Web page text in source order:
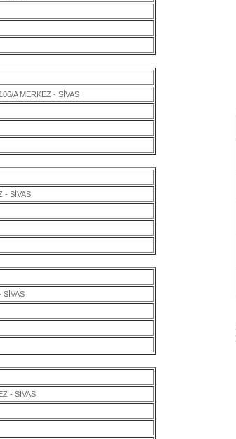
A MERKEZ - SİVAS
- SİVAS
SİVAS
- SİVAS